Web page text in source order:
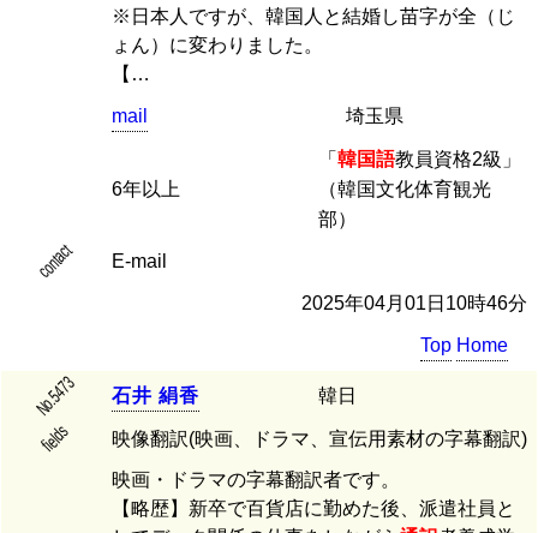
※日本人ですが、韓国人と結婚し苗字が全（じ
ょん）に変わりました。
【…
mail 埼玉県
6年以上
「 韓国語教員資格2級」
（韓国文化体育観光
部）
contact E-mail
2025年04月01日10時46分
Top Home
No.5473 石井 絹香 韓日
fields 映像翻訳(映画、ドラマ、宣伝用素材の字幕翻訳)
映画・ドラマの字幕翻訳者です。
【略歴】新卒で百貨店に勤めた後、派遣社員と